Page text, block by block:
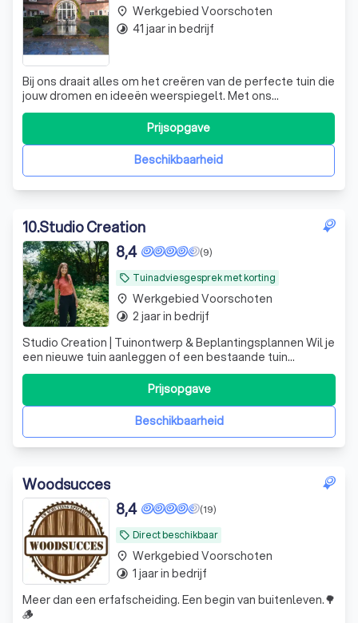
Bij ons draait alles om het creëren van de perfecte tuin die
jouw dromen en ideeën weerspiegelt. Met ons
tuinontwerp zetten we jouw wensen helder op papier, en
we bieden zelfs de mogelijkheid om dit in 3D te
visualiseren! Snoeien is een kunst die we beheersen; we
weten precies wanneer en hoe je ha
Beschikbaarheid
Prijsopgave
place Werkgebied Voorschoten
timelapse 41 jaar in bedrijf
10.Studio Creation
local_offer Tuinadviesgesprek met korting
(9)
8,4
Studio Creation | Tuinontwerp & Beplantingsplannen Wil je
een nieuwe tuin aanleggen of een bestaande tuin
vernieuwen? Veel mensen schakelen direct een hovenier
in, terwijl de belangrijkste keuzes juist vóór de aanleg
worden gemaakt. Daar help ik bij. Ik ben Liesbeth van
Studio Creation, tuinontweBeschikbaarheid
Prijsopgave
place Werkgebied Voorschoten
timelapse 2 jaar in bedrijf
Woodsucces
local_offer Direct beschikbaar
(19)
8,4
Meer dan een erfafscheiding. Een begin van buitenleven.🌳
🪵
place Werkgebied Voorschoten
timelapse 1 jaar in bedrijf